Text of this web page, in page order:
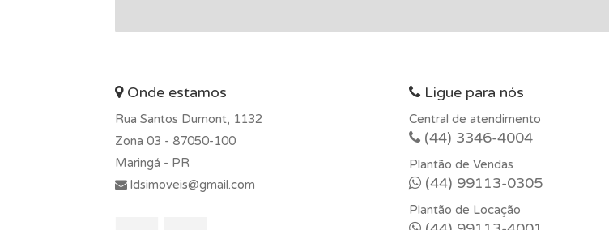
Onde estamos
Rua Santos Dumont, 1132
Zona 03 - 87050-100
Maringá - PR
ldsimoveis@gmail.com
Ligue para nós
Central de atendimento
(44) 3346-4004
Plantão de Vendas
(44) 99113-0305
Plantão de Locação